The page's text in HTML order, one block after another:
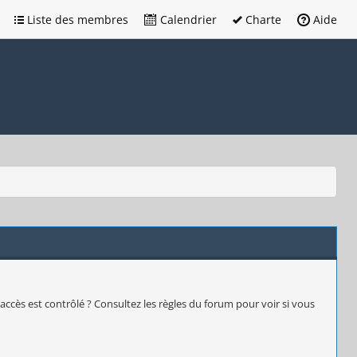
Liste des membres Calendrier Charte Aide
est contrôlé ? Consultez les règles du forum pour voir si vous